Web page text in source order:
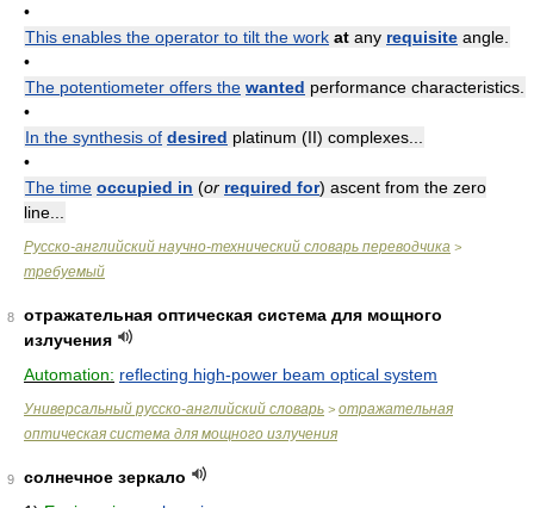
•
This enables the operator to tilt the work at any requisite angle.
•
The potentiometer offers the wanted performance characteristics.
•
In the synthesis of desired platinum (II) complexes...
•
The time occupied in (or required for) ascent from the zero
line...
Русско-английский научно-технический словарь переводчика >
требуемый
8
отражательная оптическая система для мощного
излучения
Automation: reflecting high-power beam optical system
Универсальный русско-английский словарь > отражательная
оптическая система для мощного излучения
9
солнечное зеркало